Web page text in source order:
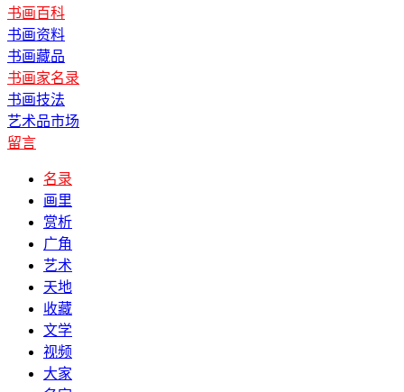
书画百科
书画资料
书画藏品
书画家名录
书画技法
艺术品市场
留言
名录
画里
赏析
广角
艺术
天地
收藏
文学
视频
大家